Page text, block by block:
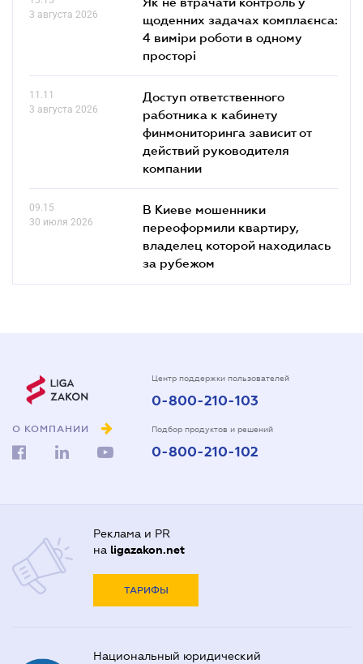
3 августа 2026
щоденних задачах комплаєнса:
4 виміри роботи в одному
просторі
11.11
3 августа 2026
Доступ ответственного
работника к кабинету
финмониторинга зависит от
действий руководителя
компании
09.15
30 июля 2026
В Киеве мошенники
переоформили квартиру,
владелец которой находилась
за рубежом
О КОМПАНИИ
Центр поддержки пользователей
0-800-210-103
Подбор продуктов и решений
0-800-210-102
Реклама и PR
на ligazakon.net
ТАРИФЫ
Национальный юридический